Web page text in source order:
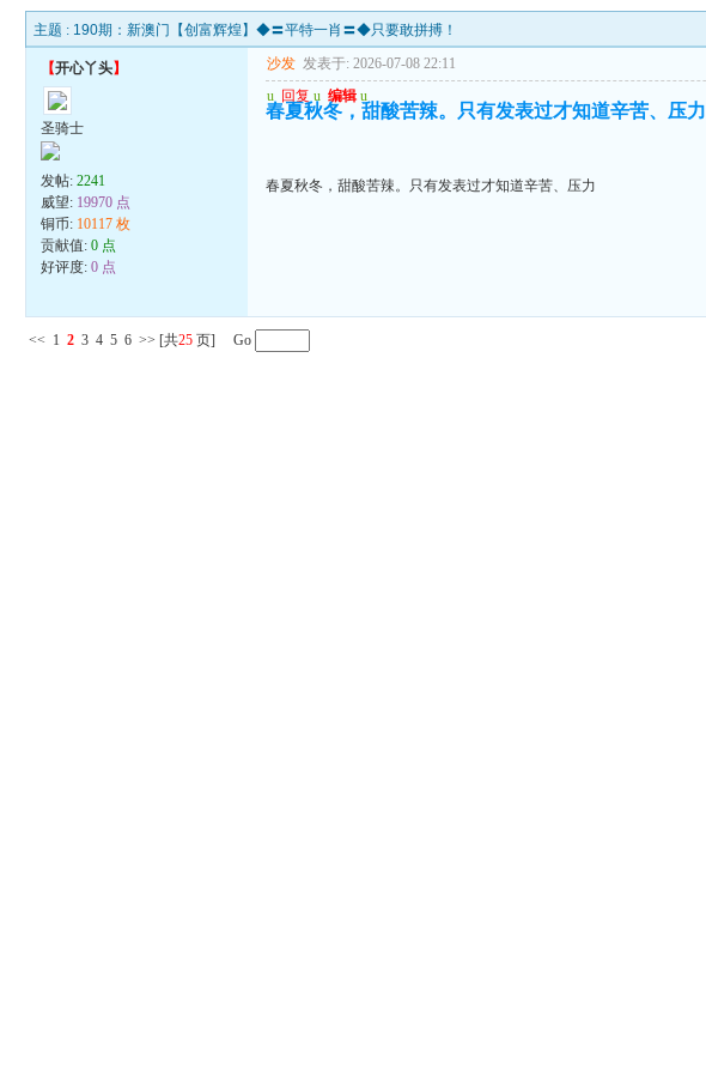
主题 : 190期：新澳门【创富辉煌】◆〓平特一肖〓◆只要敢拼搏！
【开心丫头】
圣骑士
发帖:2241
威望: 19970 点
铜币: 10117 枚
贡献值:0 点
好评度:0 点
沙发 发表于: 2026-07-08 22:11
u 回复 u 编辑 u
春夏秋冬，甜酸苦辣。只有发表过才知道辛苦、压力
春夏秋冬，甜酸苦辣。只有发表过才知道辛苦、压力
<< 1 2 3 4 5 6 >> [共25 页] Go